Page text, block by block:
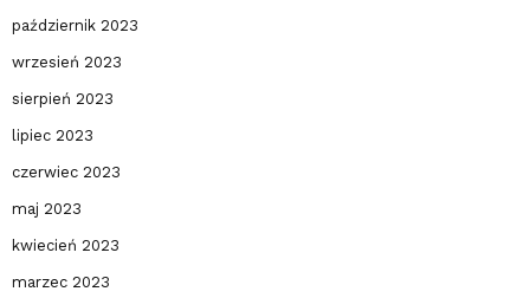
październik 2023
wrzesień 2023
sierpień 2023
lipiec 2023
czerwiec 2023
maj 2023
kwiecień 2023
marzec 2023